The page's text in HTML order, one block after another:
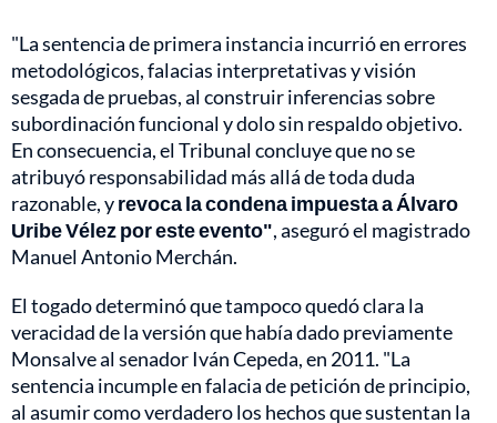
"La sentencia de primera instancia incurrió en errores
metodológicos, falacias interpretativas y visión
sesgada de pruebas, al construir inferencias sobre
subordinación funcional y dolo sin respaldo objetivo.
En consecuencia, el Tribunal concluye que no se
atribuyó responsabilidad más allá de toda duda
razonable, yrevoca la condena impuesta a Álvaro
Uribe Vélez por este evento", aseguró el magistrado
Manuel Antonio Merchán.
El togado determinó que tampoco quedó clara la
veracidad de la versión que había dado previamente
Monsalve al senador Iván Cepeda, en 2011. "La
sentencia incumple en falacia de petición de principio,
al asumir como verdadero los hechos que sustentan la